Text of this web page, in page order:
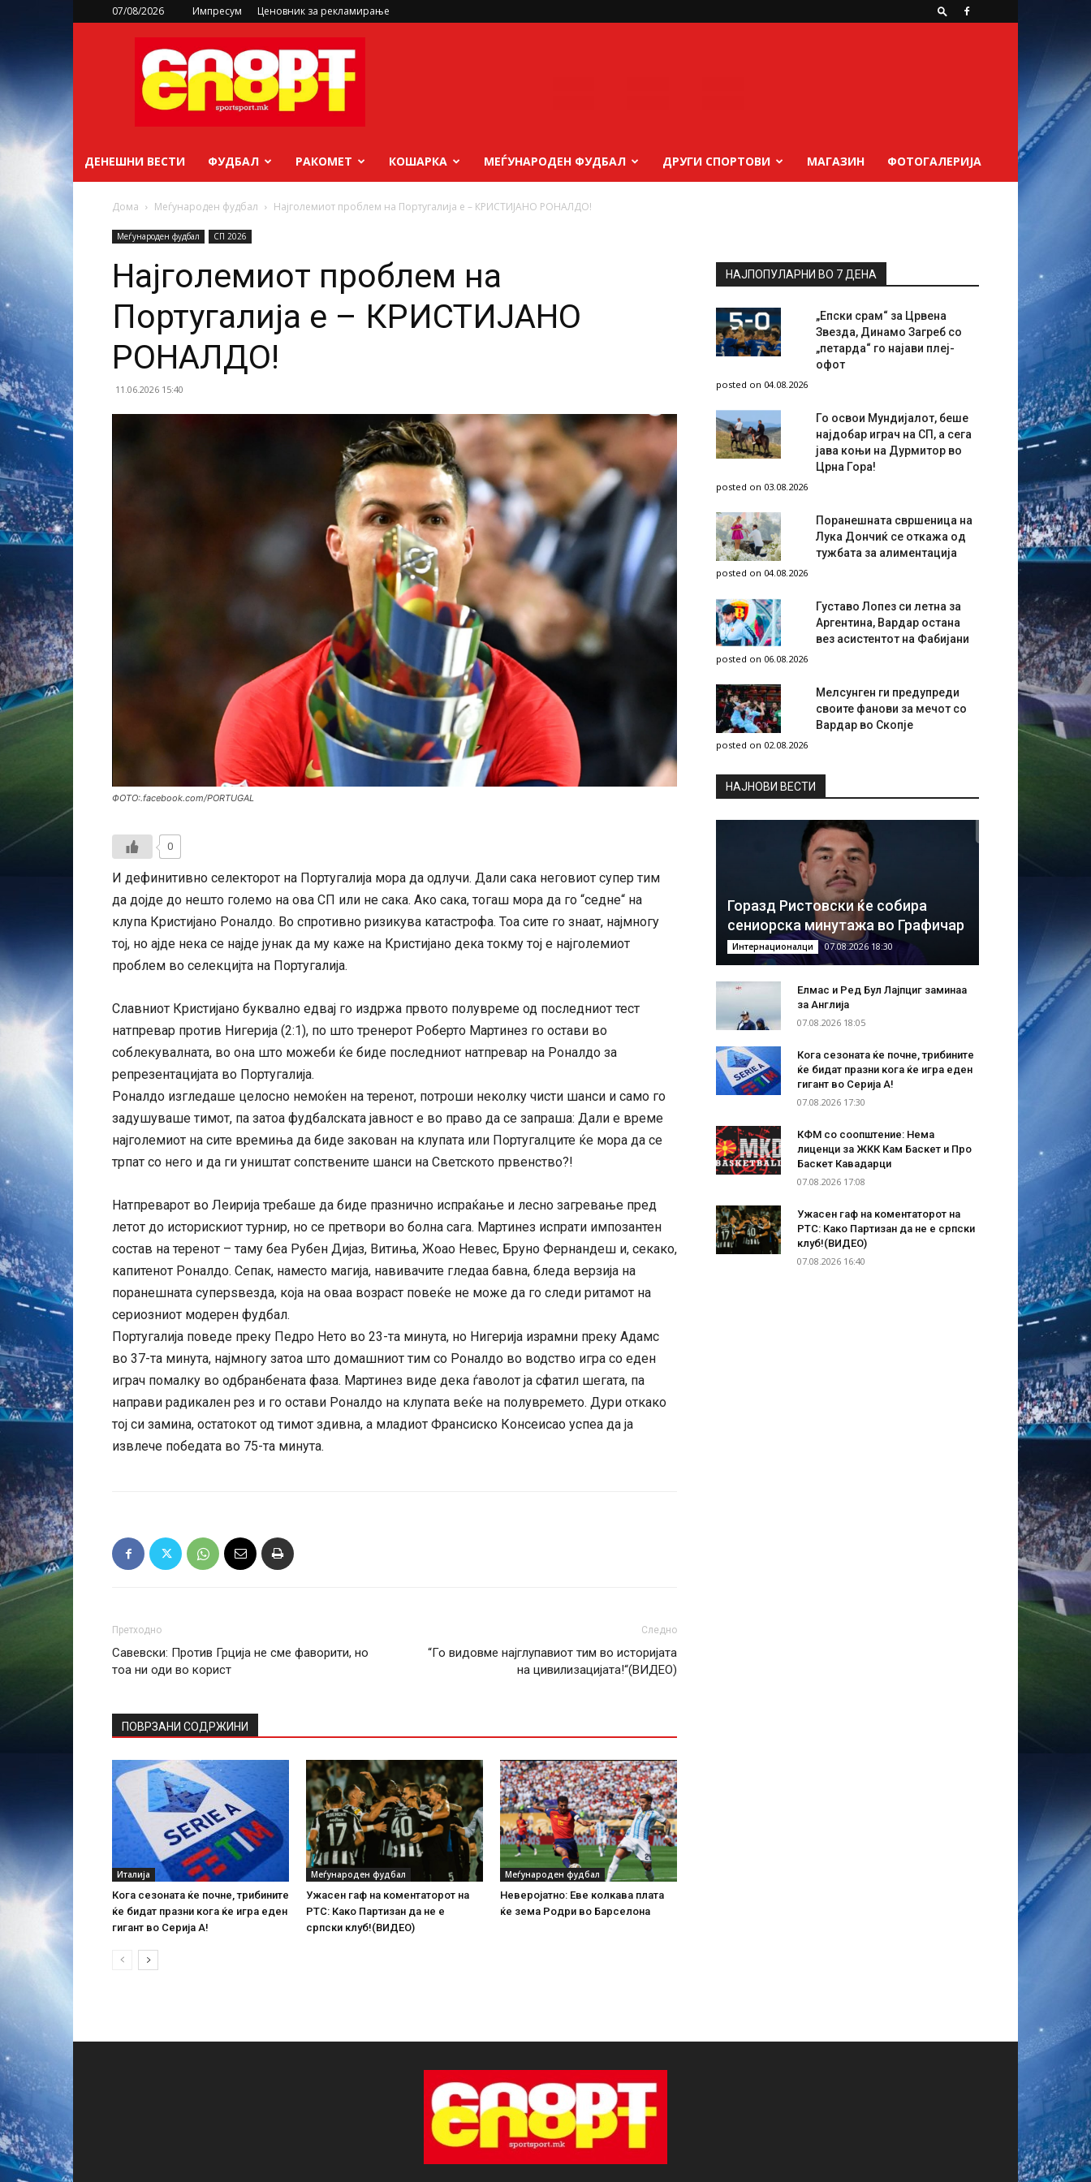
07/08/2026 Импресум Ценовник за рекламирање
sportsport.mk
ДЕНЕШНИ ВЕСТИ ФУДБАЛ РАКОМЕТ КОШАРКА МЕЃУНАРОДЕН ФУДБАЛ ДРУГИ СПОРТОВИ МАГАЗИН ФОТОГАЛЕРИЈА
Дома Меѓународен фудбал Најголемиот проблем на Португалија е – КРИСТИЈАНО РОНАЛДО!
Меѓународен фудбал СП 2026
Најголемиот проблем на
Португалија е – КРИСТИЈАНО
РОНАЛДО!
11.06.2026 15:40
ФОТО:.facebook.com/PORTUGAL
0
И дефинитивно селекторот на Португалија мора да одлучи. Дали сака неговиот супер тим
да дојде до нешто големо на ова СП или не сака. Ако сака, тогаш мора да го “седне“ на
клупа Кристијано Роналдо. Во спротивно ризикува катастрофа. Тоа сите го знаат, најмногу
тој, но ајде нека се најде јунак да му каже на Кристијано дека токму тој е најголемиот
проблем во селекцијта на Португалија.
Славниот Кристијано буквално едвај го издржа првото полувреме од последниот тест
натпревар против Нигерија (2:1), по што тренерот Роберто Мартинез го остави во
соблекувалната, во она што можеби ќе биде последниот натпревар на Роналдо за
репрезентацијата во Португалија.
Роналдо изгледаше целосно немоќен на теренот, потроши неколку чисти шанси и само го
задушуваше тимот, па затоа фудбалската јавност е во право да се запраша: Дали е време
најголемиот на сите времиња да биде закован на клупата или Португалците ќе мора да се
трпат со него и да ги уништат сопствените шанси на Светското првенство?!
Натпреварот во Леирија требаше да биде празнично испраќање и лесно загревање пред
летот до историскиот турнир, но се претвори во болна сага. Мартинез испрати импозантен
состав на теренот – таму беа Рубен Дијаз, Витиња, Жоао Невес, Бруно Фернандеш и, секако,
капитенот Роналдо. Сепак, наместо магија, навивачите гледаа бавна, бледа верзија на
поранешната суперѕвезда, која на оваа возраст повеќе не може да го следи ритамот на
сериозниот модерен фудбал.
Португалија поведе преку Педро Нето во 23-та минута, но Нигерија израмни преку Адамс
во 37-та минута, најмногу затоа што домашниот тим со Роналдо во водство игра со еден
играч помалку во одбранбената фаза. Мартинез виде дека ѓаволот ја сфатил шегата, па
направи радикален рез и го остави Роналдо на клупата веќе на полувремето. Дури откако
тој си замина, остатокот од тимот здивна, а младиот Франсиско Консеисао успеа да ја
извлече победата во 75-та минута.
Претходно
Савевски: Против Грција не сме фаворити, но
тоа ни оди во корист
Следно
“Го видовме најглупавиот тим во историјата
на цивилизацијата!“(ВИДЕО)
ПОВРЗАНИ СОДРЖИНИ
Италија
Кога сезоната ќе почне, трибините
ќе бидат празни кога ќе игра еден
гигант во Серија А!
Меѓународен фудбал
Ужасен гаф на коментаторот на
РТС: Како Партизан да не е
српски клуб!(ВИДЕО)
Меѓународен фудбал
Неверојатно: Еве колкава плата
ќе зема Родри во Барселона
НАЈПОПУЛАРНИ ВО 7 ДЕНА
„Епски срам“ за Црвена
Звезда, Динамо Загреб со
„петарда“ го најави плеј-
офот
posted on 04.08.2026
Го освои Мундијалот, беше
најдобар играч на СП, а сега
јава коњи на Дурмитор во
Црна Гора!
posted on 03.08.2026
Поранешната свршеница на
Лука Дончиќ се откажа од
тужбата за алиментација
posted on 04.08.2026
Густаво Лопез си летна за
Аргентина, Вардар остана
вез асистентот на Фабијани
posted on 06.08.2026
Мелсунген ги предупреди
своите фанови за мечот со
Вардар во Скопје
posted on 02.08.2026
НAЈНОВИ ВЕСТИ
Горазд Ристовски ќе собира
сениорска минутажа во Графичар
Интернационалци 07.08.2026 18:30
Елмас и Ред Бул Лајпциг заминаа
за Англија
07.08.2026 18:05
Кога сезоната ќе почне, трибините
ќе бидат празни кога ќе игра еден
гигант во Серија А!
07.08.2026 17:30
КФМ со соопштение: Нема
лиценци за ЖКК Кам Баскет и Про
Баскет Кавадарци
07.08.2026 17:08
Ужасен гаф на коментаторот на
РТС: Како Партизан да не е српски
клуб!(ВИДЕО)
07.08.2026 16:40